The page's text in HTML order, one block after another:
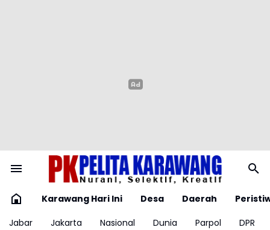
Karawang Hari Ini Desa Daerah
Jabar
Jakarta Nasional Dunia Parpol
DPR